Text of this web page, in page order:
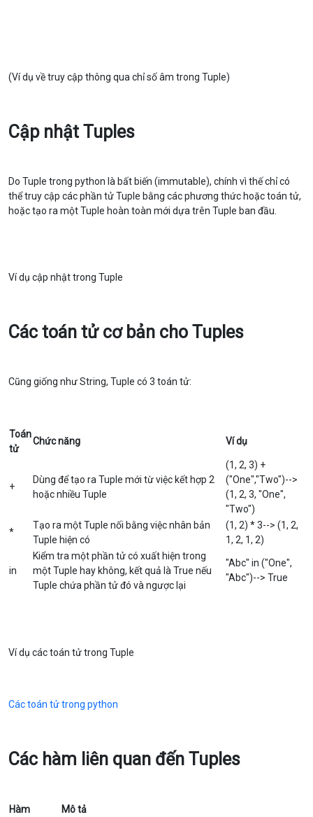
(Ví dụ về truy cập thông qua chỉ số âm trong Tuple)
Cập nhật Tuples
Do Tuple trong python là bất biến (immutable), chính vì thế chỉ có
thể truy cập các phần tử Tuple bằng các phương thức hoặc toán tử,
hoặc tạo ra một Tuple hoàn toàn mới dựa trên Tuple ban đầu.
Ví dụ cập nhật trong Tuple
Các toán tử cơ bản cho Tuples
Cũng giống như String, Tuple có 3 toán tử:
Toán
tử
Chức năng Ví dụ
+
Dùng để tạo ra Tuple mới từ việc kết hợp 2
hoặc nhiều Tuple
(1, 2, 3) +
("One","Two")-->
(1, 2, 3, "One",
"Two")
*
Tạo ra một Tuple nối bằng việc nhân bản
Tuple hiện có
(1, 2) * 3--> (1, 2,
1, 2, 1, 2)
in
Kiểm tra một phần tử có xuất hiện trong
một Tuple hay không, kết quả là True nếu
Tuple chứa phần tử đó và ngược lại
"Abc" in ("One",
"Abc")--> True
Ví dụ các toán tử trong Tuple
Các toán tử trong python
Các hàm liên quan đến Tuples
Hàm
Mô tả